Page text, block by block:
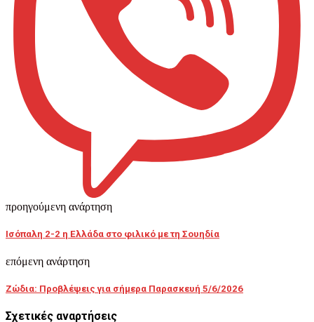
προηγούμενη ανάρτηση
Ισόπαλη 2-2 η Ελλάδα στο φιλικό με τη Σουηδία
επόμενη ανάρτηση
Ζώδια: Προβλέψεις για σήμερα Παρασκευή 5/6/2026
Σχετικές αναρτήσεις